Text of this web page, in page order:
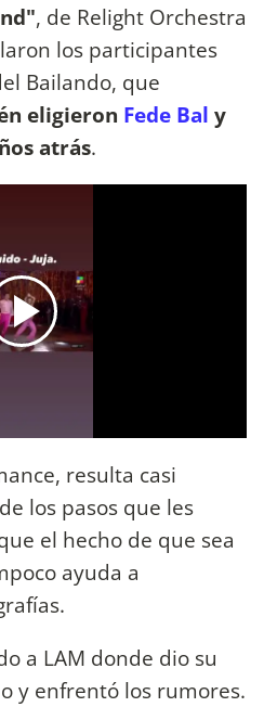
, de Relight Orchestra
los participantes
Bailando, que
eligieron Fede Bal y
atrás.
resulta casi
los pasos que les
el hecho de que sea
ayuda a
a LAM donde dio su
y enfrentó los rumores.